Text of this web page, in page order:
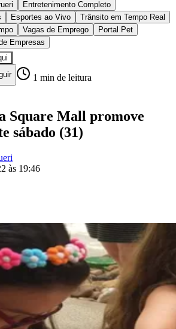
confira as novidades
League e mais. Placar em tempo
esportivas.
Entretenimento Completo
Trânsito em Tempo Real
Vagas de Emprego
Portal Pet
Empresas